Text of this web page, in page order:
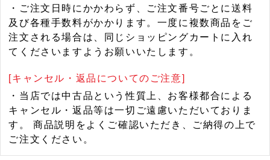
・ご注文日時にかかわらず、ご注文番号ごとに送料
及び各種手数料がかかります。一度に複数商品をご
注文される場合は、同じショッピングカートに入れ
てくださいますようお願いいたします。
[キャンセル・返品についてのご注意]
・当店では中古品という性質上、お客様都合による
キャンセル・返品等は一切ご遠慮いただいておりま
す。 商品説明をよくご確認いただき、ご納得の上で
ご注文ください。